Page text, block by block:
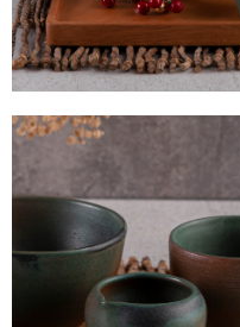
４．使用「AFTEE先享後付」時
時審查核予不同之上限額度；若
請求用戶進行身份認證。
５．嚴禁一人註冊多個帳號或使